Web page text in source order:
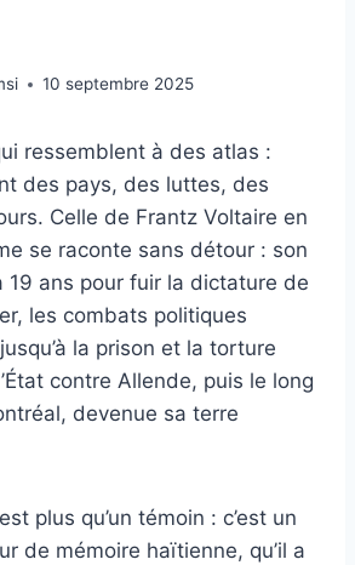
10 septembre 2025
ressemblent à des atlas :
des pays, des luttes, des
Celle de Frantz Voltaire en
se raconte sans détour : son
19 ans pour fuir la dictature de
les combats politiques
la prison et la torture
contre Allende, puis le long
devenue sa terre
plus qu’un témoin : c’est un
de mémoire haïtienne, qu’il a